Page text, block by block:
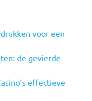
voor een
de gevierde
effectieve